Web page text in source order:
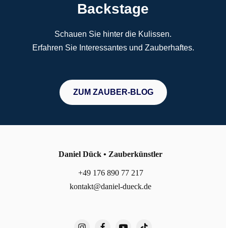
Backstage
Schauen Sie hinter die Kulissen.
Erfahren Sie Interessantes und Zauberhaftes.
ZUM ZAUBER-BLOG
Daniel Dück • Zauberkünstler
+49 176 890 77 217
kontakt@daniel-dueck.de